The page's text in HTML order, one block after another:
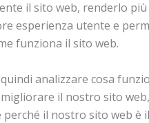
il sito web, renderlo
esperienza utente e
funziona il sito web.
analizzare cosa
il nostro sito
perché il nostro sito web è